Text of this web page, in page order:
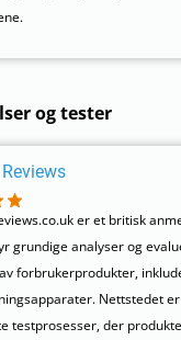
og tester
er et britisk
grundige analyser og
forbrukerprodukter,
Nettstedet
testprosesser, der